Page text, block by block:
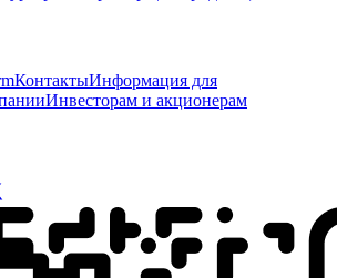
КонтактыИнформация для
Инвесторам и акционерам